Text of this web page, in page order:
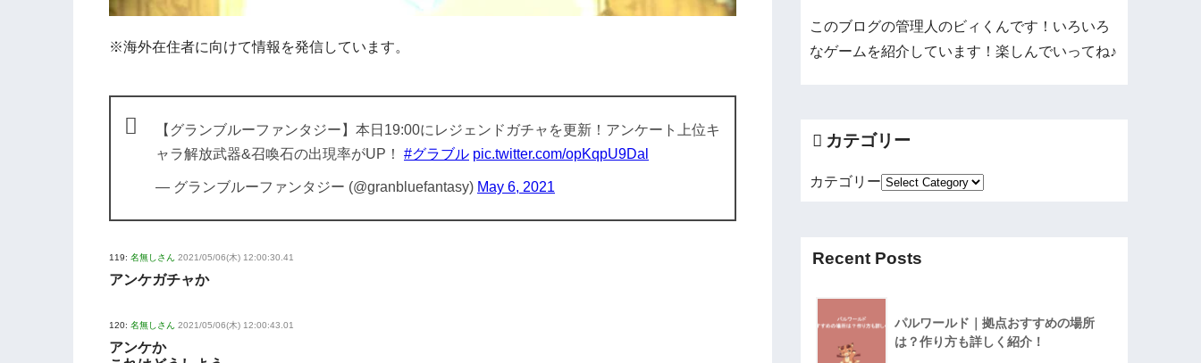
※海外在住者に向けて情報を発信しています。
【グランブルーファンタジー】本日19:00にレジェンドガチャを更新！アンケート上位キ
ャラ解放武器&召喚石の出現率がUP！ #グラブル pic.twitter.com/opKqpU9Dal
— グランブルーファンタジー (@granbluefantasy) May 6, 2021
119: 名無しさん 2021/05/06(木) 12:00:30.41
アンケガチャか
120: 名無しさん 2021/05/06(木) 12:00:43.01
アンケか
このブログの管理人のビィくんです！いろいろ
なゲームを紹介しています！楽しんでいってね♪
カテゴリー
カテゴリー
Recent Posts
パルワールド｜拠点おすすめの場所
は？作り方も詳しく紹介！